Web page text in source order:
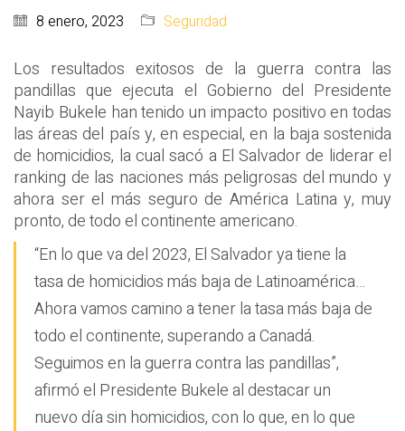
8 enero, 2023 Seguridad
Los resultados exitosos de la guerra contra las
pandillas que ejecuta el Gobierno del Presidente
Nayib Bukele han tenido un impacto positivo en todas
las áreas del país y, en especial, en la baja sostenida
de homicidios, la cual sacó a El Salvador de liderar el
ranking de las naciones más peligrosas del mundo y
ahora ser el más seguro de América Latina y, muy
pronto, de todo el continente americano.
“En lo que va del 2023, El Salvador ya tiene la
tasa de homicidios más baja de Latinoamérica…
Ahora vamos camino a tener la tasa más baja de
todo el continente, superando a Canadá.
Seguimos en la guerra contra las pandillas”,
afirmó el Presidente Bukele al destacar un
nuevo día sin homicidios, con lo que, en lo que